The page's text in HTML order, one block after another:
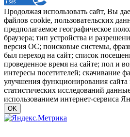
Продолжая использовать сайт, Вы
файлов cookie, пользовательских
предполагаемое географическое
браузера; тип устройства и
версия ОС; поисковые системы,
был переход на сайт; список
проведенное время на сайте; пол и
интересы посетителей; скачивание
улучшения функционирования сайта
статистических исследований
использованием интернет-сервиса
OK